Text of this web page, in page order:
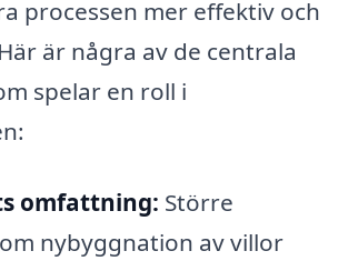
processen mer effektiv och
är några av de centrala
spelar en roll i
omfattning: Större
nybyggnation av villor